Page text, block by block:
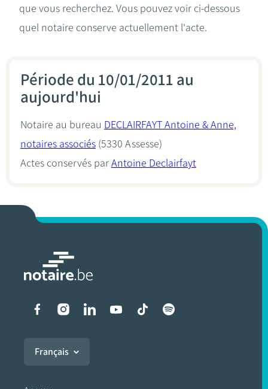
Le notaire
que vous recherchez. Vous pouvez voir ci-dessous
quel notaire conserve actuellement l'acte.
Période du 10/01/2011 au
aujourd'hui
Notaire au bureau DECLAIRFAYT Antoine & Anne,
notaires associés (5330 Assesse)
Actes conservés parAntoine Declairfayt
Liens vers les réseaux
Français